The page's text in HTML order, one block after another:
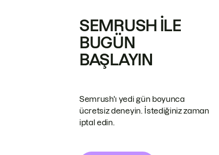
SEMRUSH ILE
BUGÜN
BAŞLAYIN
Semrush'ı yedi gün boyunca
ücretsiz deneyin. İstediğiniz zaman
iptal edin.